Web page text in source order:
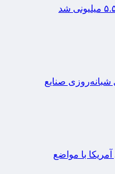
با مواضع